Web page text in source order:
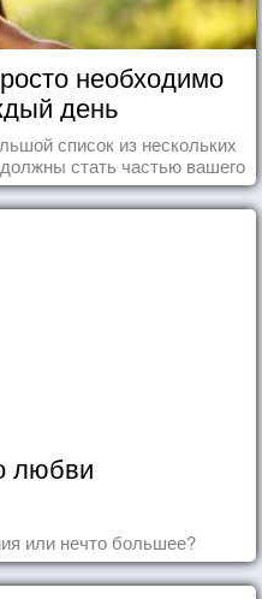
необходимо
день
список из нескольких
стать частью вашего
любви
или нечто большее?